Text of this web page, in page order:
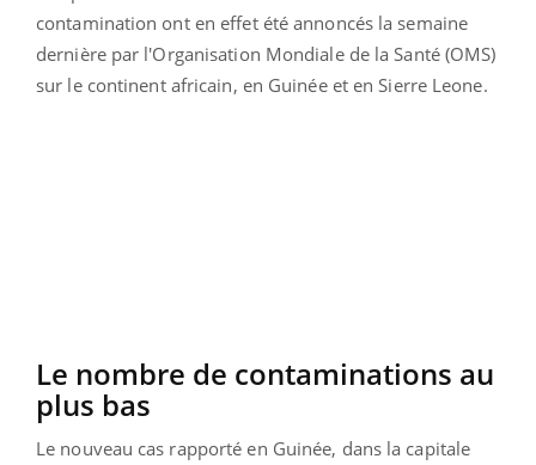
contamination ont en effet été annoncés la semaine
dernière par l'Organisation Mondiale de la Santé (OMS)
sur le continent africain, en Guinée et en Sierre Leone.
Le nombre de contaminations au
plus bas
Le nouveau cas rapporté en Guinée, dans la capitale